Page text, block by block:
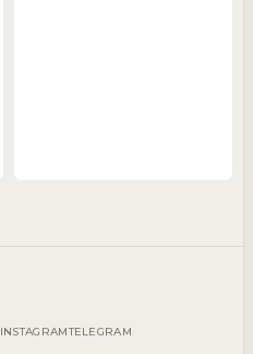
INSTAGRAMTELEGRAM